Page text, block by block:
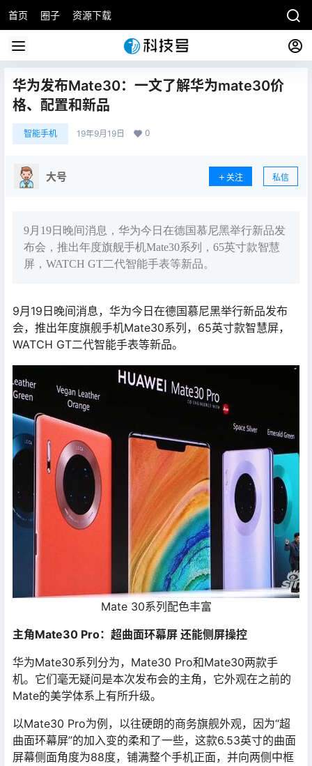
首页 圈子 资源下载
华为发布Mate30：一文了解华为mate30价
格、配置和新品
智能手机 19年9月19日 0
大号 关注 私信
9月19日晚间消息，华为今日在德国慕尼黑举行新品发
布会，推出年度旗舰手机Mate30系列，65英寸款智慧
屏，WATCH GT二代智能手表等新品。
9月19日晚间消息，华为今日在德国慕尼黑举行新品发布
会，推出年度旗舰手机Mate30系列，65英寸款智慧屏，
WATCH GT二代智能手表等新品。
Mate 30系列配色丰富
主角Mate30 Pro：超曲面环幕屏 还能侧屏操控
华为Mate30系列分为，Mate30 Pro和Mate30两款手
机。它们毫无疑问是本次发布会的主角，它外观在之前的
Mate的美学体系上有所升级。
以Mate30 Pro为例，以往硬朗的商务旗舰外观，因为“超
曲面环幕屏”的加入变的柔和了一些，这款6.53英寸的曲面
屏幕侧面角度为88度，铺满整个手机正面，并向两侧中框